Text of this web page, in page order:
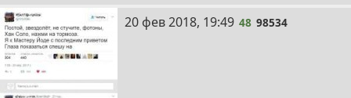
48
20 фев 2018, 19:49 48 98534